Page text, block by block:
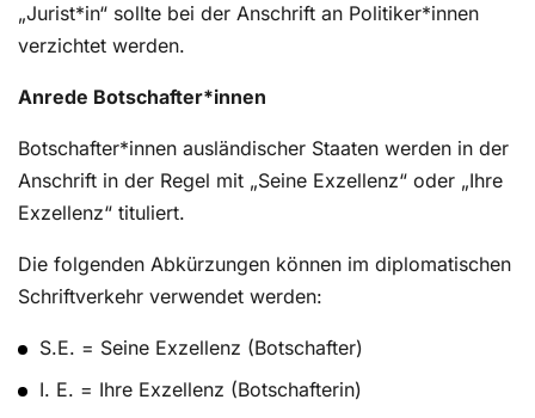
„Jurist*in“ sollte bei der Anschrift an Politiker*innen
verzichtet werden.
Anrede Botschafter*innen
Botschafter*innen ausländischer Staaten werden in der
Anschrift in der Regel mit „Seine Exzellenz“ oder „Ihre
Exzellenz“ tituliert.
Die folgenden Abkürzungen können im diplomatischen
Schriftverkehr verwendet werden:
S.E. = Seine Exzellenz (Botschafter)
I. E. = Ihre Exzellenz (Botschafterin)